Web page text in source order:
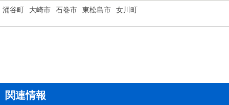
涌谷町 大崎市 石巻市 東松島市 女川町
関連情報